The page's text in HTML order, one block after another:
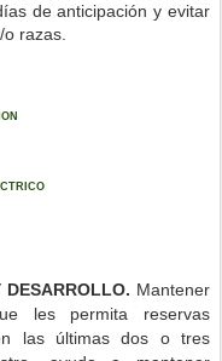
de anticipación y evitar
razas.
DESARROLLO. Mantener
les permita reservas
las últimas dos o tres